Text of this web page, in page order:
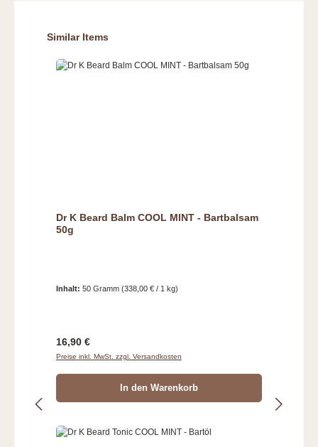
Produktgalerie überspringen
Similar Items
Dr K Beard Balm COOL MINT - Bartbalsam
50g
Inhalt: 50 Gramm (338,00 € / 1 kg)
Regulärer Preis:
16,90 €
Preise inkl. MwSt. zzgl. Versandkosten
In den Warenkorb